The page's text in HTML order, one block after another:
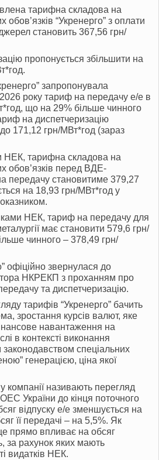
тарифна складова на
обов’язків “Укренерго” з оплати
становить 367,56 грн/
пропонується збільшити на
запропонувала
року тариф на передачу е/е в
що на 29% більше чинного
на диспетчеризацію
171,12 грн/МВт*год (зараз
НЕК, тарифна складова на
обов’язків перед ВДЕ-
передачу становитиме 379,27
на 18,93 грн/МВт*год у
НЕК, тариф на передачу для
має становити 579,6 грн/
чинного – 378,49 грн/
офіційно звернулася до
НКРЕКП з проханням про
та диспетчеризацію.
тарифів “Укренерго” бачить
зростання курсів валют, яке
навантаження на
в контексті виконання
спеціальних
генерацією, ціна якої
називають перегляд
України до кінця поточного
відпуску е/е зменшується на
її передачі – на 5,5%. Як
прямо впливає на обсяг
за рахунок яких мають
видатків НЕК.